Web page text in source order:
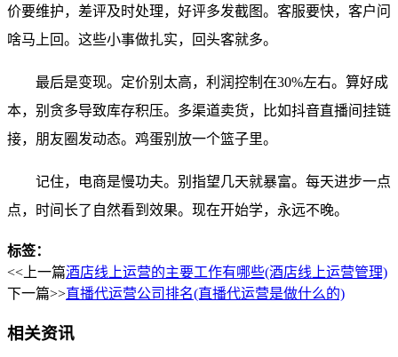
价要维护，差评及时处理，好评多发截图。客服要快，客户问
啥马上回。这些小事做扎实，回头客就多。
最后是变现。定价别太高，利润控制在30%左右。算好成
本，别贪多导致库存积压。多渠道卖货，比如抖音直播间挂链
接，朋友圈发动态。鸡蛋别放一个篮子里。
记住，电商是慢功夫。别指望几天就暴富。每天进步一点
点，时间长了自然看到效果。现在开始学，永远不晚。
标签：
<<上一篇酒店线上运营的主要工作有哪些(酒店线上运营管理)
下一篇>>直播代运营公司排名(直播代运营是做什么的)
相关资讯